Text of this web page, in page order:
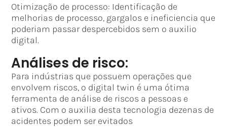
Otimização de processo: Identificação de
melhorias de processo, gargalos e ineficiencia que
poderiam passar despercebidos sem o auxilio
digital.
Análises de risco:
Para indústrias que possuem operações que
envolvem riscos, o digital twin é uma ótima
ferramenta de análise de riscos a pessoas e
ativos. Com o auxilia desta tecnologia dezenas de
acidentes podem ser evitados